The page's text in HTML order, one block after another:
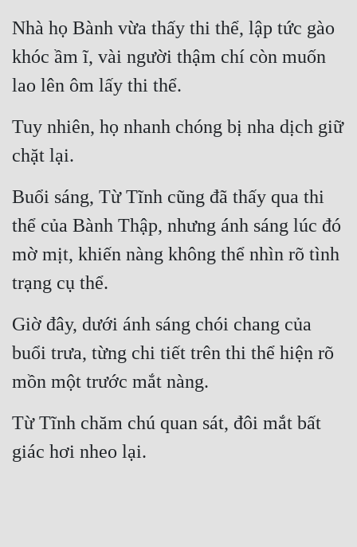
Nhà họ Bành vừa thấy thi thể, lập tức gào
khóc ầm ĩ, vài người thậm chí còn muốn
lao lên ôm lấy thi thể.
Tuy nhiên, họ nhanh chóng bị nha dịch giữ
chặt lại.
Buổi sáng, Từ Tĩnh cũng đã thấy qua thi
thể của Bành Thập, nhưng ánh sáng lúc đó
mờ mịt, khiến nàng không thể nhìn rõ tình
trạng cụ thể.
Giờ đây, dưới ánh sáng chói chang của
buổi trưa, từng chi tiết trên thi thể hiện rõ
mồn một trước mắt nàng.
Từ Tĩnh chăm chú quan sát, đôi mắt bất
giác hơi nheo lại.